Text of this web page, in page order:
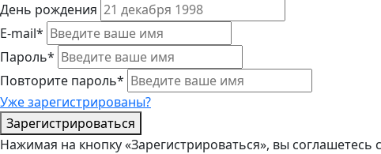
День рождения
E-mail*
Пароль*
Повторите пароль*
Уже зарегистрированы?
Зарегистрироваться
Нажимая на кнопку «Зарегистрироваться», вы соглашетесь